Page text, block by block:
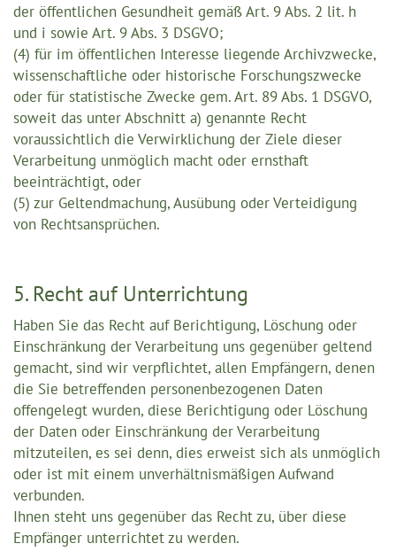
der öffentlichen Gesundheit gemäß Art. 9 Abs. 2 lit. h
und i sowie Art. 9 Abs. 3 DSGVO;
(4) für im öffentlichen Interesse liegende Archivzwecke,
wissenschaftliche oder historische Forschungszwecke
oder für statistische Zwecke gem. Art. 89 Abs. 1 DSGVO,
soweit das unter Abschnitt a) genannte Recht
voraussichtlich die Verwirklichung der Ziele dieser
Verarbeitung unmöglich macht oder ernsthaft
beeinträchtigt, oder
(5) zur Geltendmachung, Ausübung oder Verteidigung
von Rechtsansprüchen.
5. Recht auf Unterrichtung
Haben Sie das Recht auf Berichtigung, Löschung oder
Einschränkung der Verarbeitung uns gegenüber geltend
gemacht, sind wir verpflichtet, allen Empfängern, denen
die Sie betreffenden personenbezogenen Daten
offengelegt wurden, diese Berichtigung oder Löschung
der Daten oder Einschränkung der Verarbeitung
mitzuteilen, es sei denn, dies erweist sich als unmöglich
oder ist mit einem unverhältnismäßigen Aufwand
verbunden.
Ihnen steht uns gegenüber das Recht zu, über diese
Empfänger unterrichtet zu werden.